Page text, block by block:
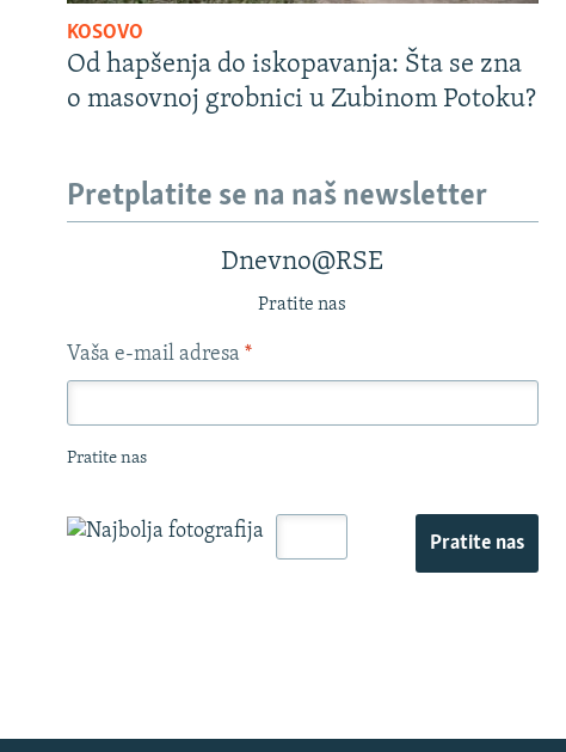
KOSOVO
Od hapšenja do iskopavanja: Šta se zna
o masovnoj grobnici u Zubinom Potoku?
Pretplatite se na naš newsletter
Dnevno@RSE
Pratite nas
Vaša e-mail adresa *
Pratite nas
Pratite nas